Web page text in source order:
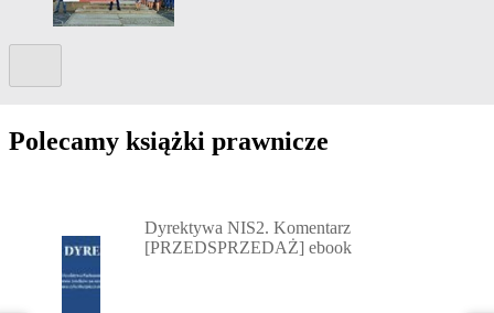
Polecamy książki prawnicze
Dyrektywa NIS2. Komentarz
[PRZEDSPRZEDAŻ] ebook